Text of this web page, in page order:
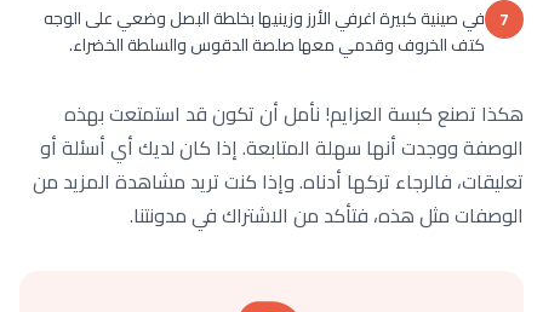
7 في صينية كبيرة اغرفي الأرز وزينيها بخلطة البصل وضعي على الوجه
كتف الخروف وقدمي معها صلصة الدقوس والسلطة الخضراء.
هكذا تصنع كبسة العزايم! نأمل أن تكون قد استمتعت بهذه
الوصفة ووجدت أنها سهلة المتابعة. إذا كان لديك أي أسئلة أو
تعليقات، فالرجاء تركها أدناه. وإذا كنت تريد مشاهدة المزيد من
الوصفات مثل هذه، فتأكد من الاشتراك في مدونتنا.